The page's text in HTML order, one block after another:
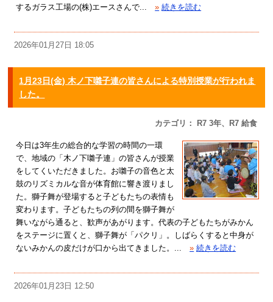
するガラス工場の(株)エースさんで...
» 続きを読む
2026年01月27日 18:05
1月23日(金) 木ノ下囃子連の皆さんによる特別授業が行われま
した。
カテゴリ： R7 3年、R7 給食
今日は3年生の総合的な学習の時間の一環
で、地域の「木ノ下囃子連」の皆さんが授業
をしてくいただきました。お囃子の音色と太
鼓のリズミカルな音が体育館に響き渡りまし
た。獅子舞が登場すると子どもたちの表情も
変わります。子どもたちの列の間を獅子舞が
舞いながら通ると、歓声があがります。代表の子どもたちがみかん
をステージに置くと、獅子舞が「パクリ」。しばらくすると中身が
ないみかんの皮だけが口から出てきました。...
» 続きを読む
2026年01月23日 12:50